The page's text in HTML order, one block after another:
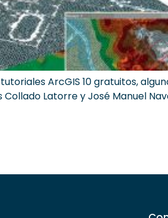
ArcGIS 10 gratuitos,
Latorre y José Manuel